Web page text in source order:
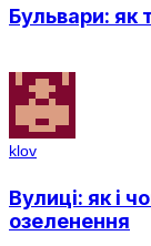
Бульвари: як
klov
Вулиці: як і
озеленення